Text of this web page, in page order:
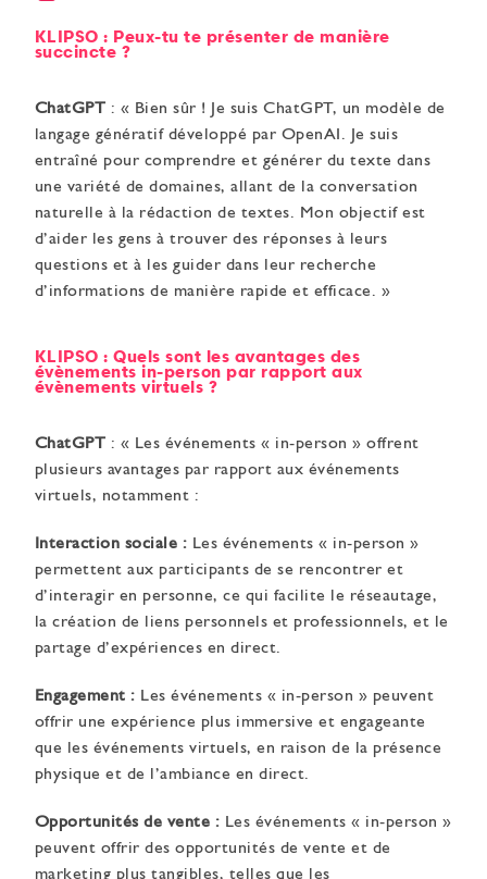
KLIPSO : Peux-tu te présenter de manière
succincte ?
ChatGPT : « Bien sûr ! Je suis ChatGPT, un modèle de
langage génératif développé par OpenAI. Je suis
entraîné pour comprendre et générer du texte dans
une variété de domaines, allant de la conversation
naturelle à la rédaction de textes. Mon objectif est
d’aider les gens à trouver des réponses à leurs
questions et à les guider dans leur recherche
d’informations de manière rapide et efficace. »
KLIPSO : Quels sont les avantages des
évènements in-person par rapport aux
évènements virtuels ?
ChatGPT : « Les événements « in-person » offrent
plusieurs avantages par rapport aux événements
virtuels, notamment :
Interaction sociale : Les événements « in-person »
permettent aux participants de se rencontrer et
d’interagir en personne, ce qui facilite le réseautage,
la création de liens personnels et professionnels, et le
partage d’expériences en direct.
Engagement : Les événements « in-person » peuvent
offrir une expérience plus immersive et engageante
que les événements virtuels, en raison de la présence
physique et de l’ambiance en direct.
Opportunités de vente : Les événements « in-person »
peuvent offrir des opportunités de vente et de
marketing plus tangibles, telles que les